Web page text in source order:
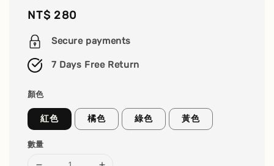
Regular
price
NT$ 280
Secure payments
7 Days Free Return
顏色
紅色 橘色 綠色 黃色
數量